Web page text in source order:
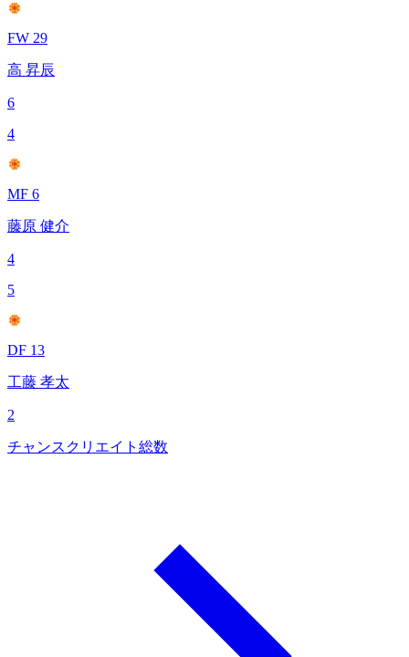
FW 29
高 昇辰
6
4
MF 6
藤原 健介
4
5
DF 13
工藤 孝太
2
チャンスクリエイト総数